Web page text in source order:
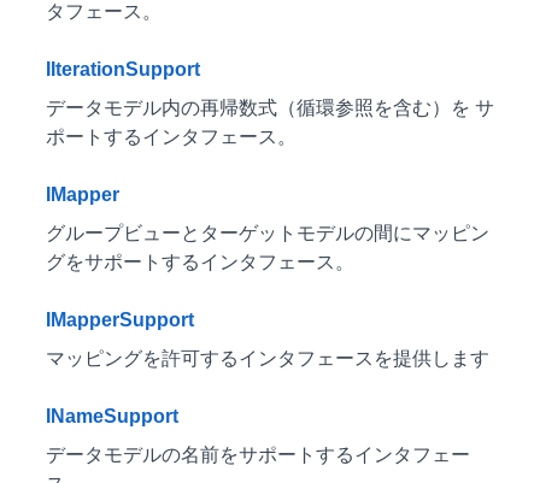
タフェース。
IIterationSupport
データモデル内の再帰数式（循環参照を含む）を サ
ポートするインタフェース。
IMapper
グループビューとターゲットモデルの間にマッピン
グをサポートするインタフェース。
IMapperSupport
マッピングを許可するインタフェースを提供します
INameSupport
データモデルの名前をサポートするインタフェー